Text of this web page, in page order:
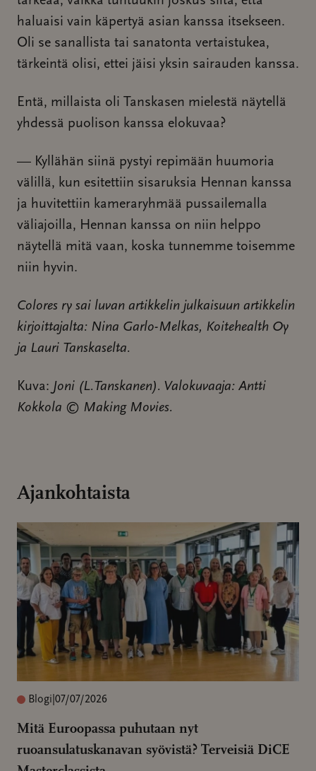
haluaisi vain käpertyä asian kanssa itsekseen.
Oli se sanallista tai sanatonta vertaistukea,
tärkeintä olisi, ettei jäisi yksin sairauden kanssa.
Entä, millaista oli Tanskasen mielestä näytellä
yhdessä puolison kanssa elokuvaa?
— Kyllähän siinä pystyi repimään huumoria
välillä, kun esitettiin sisaruksia Hennan kanssa
ja huvitettiin kameraryhmää pussailemalla
väliajoilla, Hennan kanssa on niin helppo
näytellä mitä vaan, koska tunnemme toisemme
niin hyvin.
Colores ry sai luvan artikkelin julkaisuun artikkelin
kirjoittajalta: Nina Garlo-Melkas, Koitehealth Oy
ja Lauri Tanskaselta.
Kuva: Joni (L.Tanskanen). Valokuvaaja: Antti
Kokkola © Making Movies.
Ajankohtaista
Blogi 07/07/2026
Mitä Euroopassa puhutaan nyt
ruoansulatuskanavan syövistä? Terveisiä DiCE